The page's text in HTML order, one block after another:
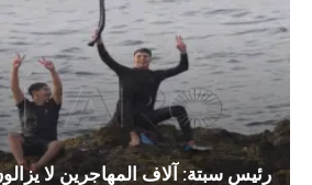
رئيس سبتة: آلاف المهاجرين لا